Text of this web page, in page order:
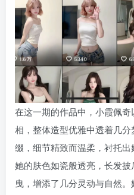
在这一期的作品中，小霞佩
相，整体造型优雅中透着几
缀，细节精致而温柔，衬托出
她的肤色如瓷般透亮，长发
曳，增添了几分灵动与自然